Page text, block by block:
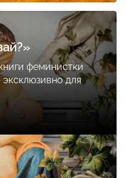
феминистки
для